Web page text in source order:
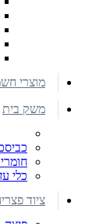
מוצרי
משק בית
חומרי
כלי
ציוד